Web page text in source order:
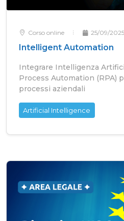
Corso online 25/09/
Intelligent Automation
Integrare Intelligenza
Process Automation (RPA)
processi aziendali
Artificial Intelligence